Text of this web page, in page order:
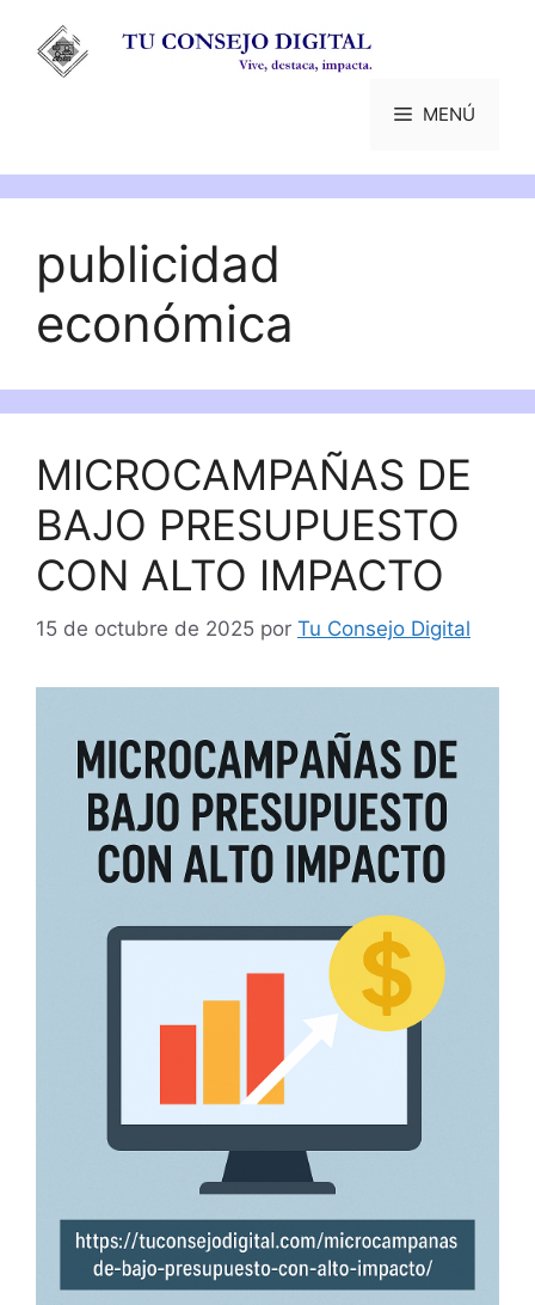
contenido
MENÚ
publicidad
económica
MICROCAMPAÑAS DE
BAJO PRESUPUESTO
CON ALTO IMPACTO
15 de octubre de 2025 por Tu Consejo Digital